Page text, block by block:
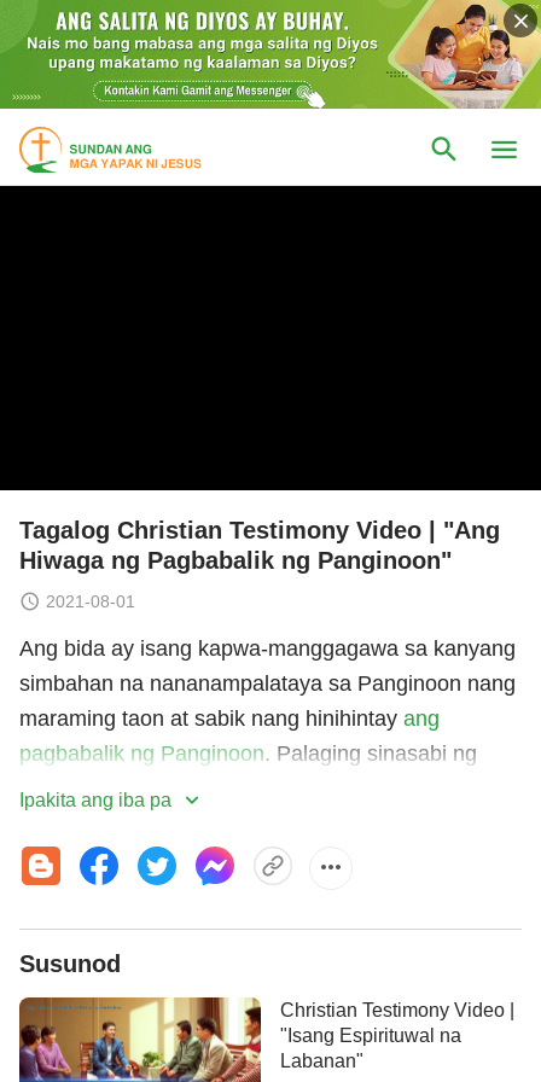
Tagalog Christian Testimony Video | "Ang
Hiwaga ng Pagbabalik ng Panginoon"
2021-08-01
Ang bida ay isang kapwa-manggagawa sa kanyang
simbahan na nananampalataya sa Panginoon nang
maraming taon at sabik nang hinihintay ang
pagbabalik ng Panginoon. Palaging sinasabi ng
kanyang pastor na kapag bumalik ang Panginoon,
Kanyang espirituwal na anyo, at anumang balita ng
pagparito ng Panginoon sa katawang-tao ay peke.
Matatag ang paniniwala niya rito nang walang
anumang pagdududa. Pero isang araw, sa isang
group study ngBiblia, narinig niya ang isang tao na
nagpatotoo na nagbalik na ang Panginoon sa
katawang-tao, na nagpapahayag Siya ng mga
Ipakita ang iba pa
Susunod
Christian Testimony Video |
"Isang Espirituwal na
Labanan"